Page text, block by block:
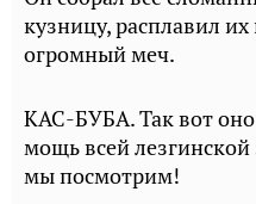
кузницу, расплавил
огромный меч.
КАС-БУБА. Так вот
мощь всей лезгинской
мы посмотрим!